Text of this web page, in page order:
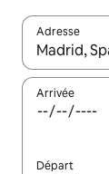
Adresse
Lorsque les
Arrivée
Départ